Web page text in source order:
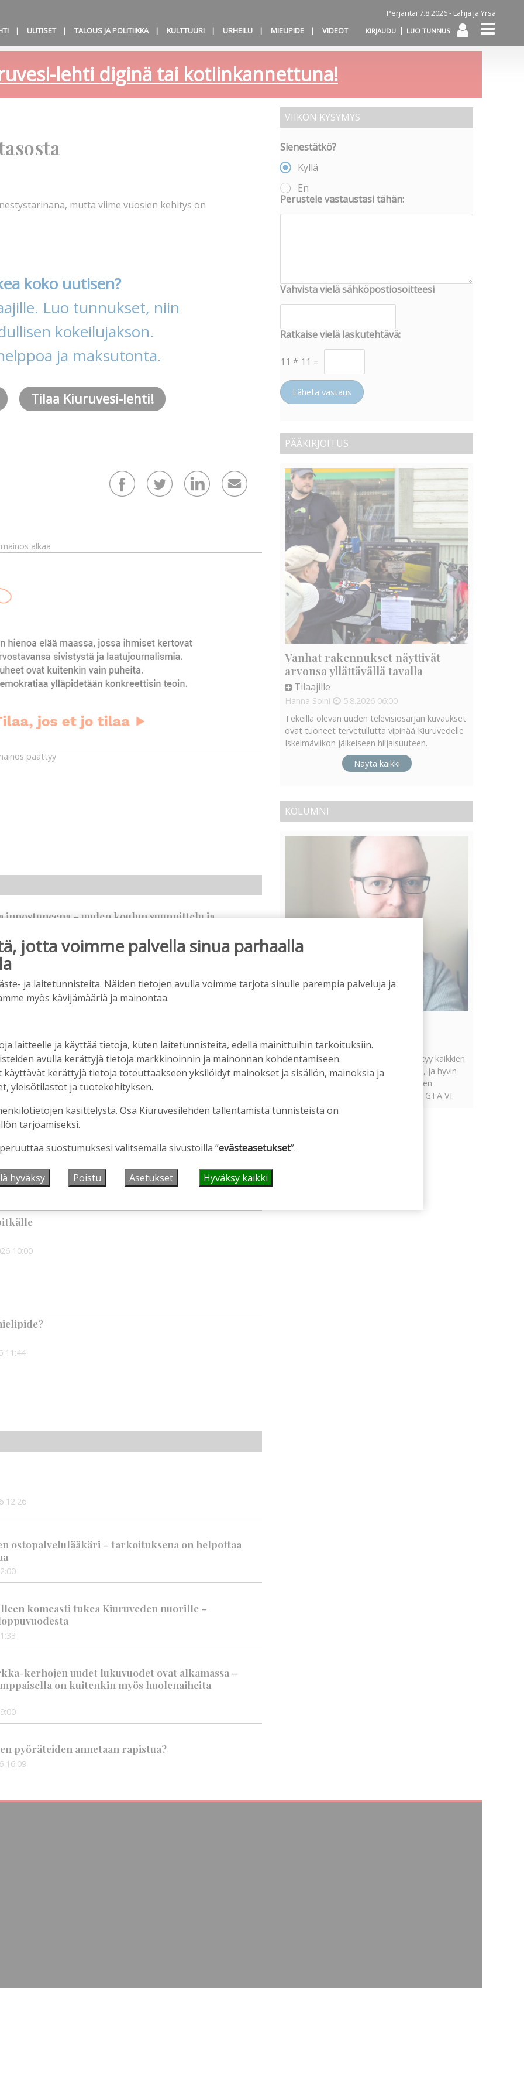
Perjantai 7.8.2026 - Lahja ja Yrsa
UUTISET TALOUS JA POLITIIKKA KULTTUURI URHEILU MIELIPIDE VIDEOT KIRJAUDU LUO TUNNUS
lehti diginä tai kotiinkannettuna!
mutta viime vuosien kehitys on
koko uutisen?
Luo tunnukset, niin
kokeilujakson.
ja maksutonta.
Tilaa Kiuruvesi-lehti!
mainos alkaa
päättyy
innostuneena – uuden koulun suunnittelu ja
08:00
paras tunnelma
10:00
11:44
12:26
ostopalvelulääkäri – tarkoituksena on helpottaa
komeasti tukea Kiuruveden nuorille –
kerhojen uudet lukuvuodet ovat alkamassa –
on kuitenkin myös huolenaiheita
pyöräteiden annetaan rapistua?
16:09
VIIKON KYSYMYS
Sienestätkö?
Kyllä
En
Perustele vastaustasi tähän:
Vahvista vielä sähköpostiosoitteesi
Ratkaise vielä laskutehtävä:
11 * 11 =
Lähetä vastaus
PÄÄKIRJOITUS
Vanhat rakennukset näyttivät
arvonsa yllättävällä tavalla
Tilaajille
Hanna Soini 5.8.2026 06:00
Tekeillä olevan uuden televisiosarjan kuvaukset
ovat tuoneet tervetullutta vipinää Kiuruvedelle
Iskelmäviikon jälkeiseen hiljaisuuteen.
Näytä kaikki
KOLUMNI
Aku Laatikainen 31.7.2026
Tämän vuoden marraskuussa ilmestyy kaikkien
aikojen odotetuin ja ennakkotilatuin, ja hyvin
todennäköisesti myös kaikkien aikojen
myydyimmäksi videopeliksi nouseva GTA VI.
jotta voimme palvella sinua parhaalla
ja laitetunnisteita. Näiden tietojen avulla voimme tarjota sinulle parempia palveluja ja
myös kävijämääriä ja mainontaa.
laitteelle ja käyttää tietoja, kuten laitetunnisteita, edellä mainittuihin tarkoituksiin.
avulla kerättyjä tietoja markkinoinnin ja mainonnan kohdentamiseen.
kerättyjä tietoja toteuttaakseen yksilöidyt mainokset ja sisällön, mainoksia ja
yleisötilastot ja tuotekehityksen.
käsittelystä. Osa Kiuruvesilehden tallentamista tunnisteista on
tarjoamiseksi.
suostumuksesi valitsemalla sivustoilla ”evästeasetukset”.
hyväksy Poistu Asetukset Hyväksy kaikki